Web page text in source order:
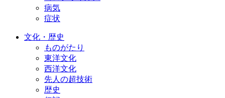
病気
症状
文化・歴史
ものがたり
東洋文化
西洋文化
先人の超技術
歴史